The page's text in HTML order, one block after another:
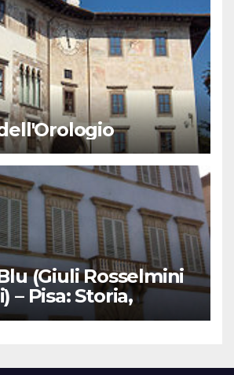
(Giuli Rosselmini
– Pisa: Storia,
Info Visita